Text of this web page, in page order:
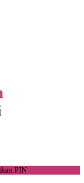
PIN